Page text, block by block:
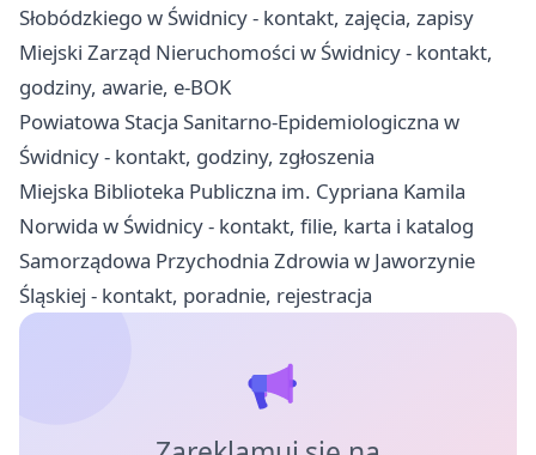
Słobódzkiego w Świdnicy - kontakt, zajęcia, zapisy
Miejski Zarząd Nieruchomości w Świdnicy - kontakt,
godziny, awarie, e-BOK
Powiatowa Stacja Sanitarno-Epidemiologiczna w
Świdnicy - kontakt, godziny, zgłoszenia
Miejska Biblioteka Publiczna im. Cypriana Kamila
Norwida w Świdnicy - kontakt, filie, karta i katalog
Samorządowa Przychodnia Zdrowia w Jaworzynie
Śląskiej - kontakt, poradnie, rejestracja